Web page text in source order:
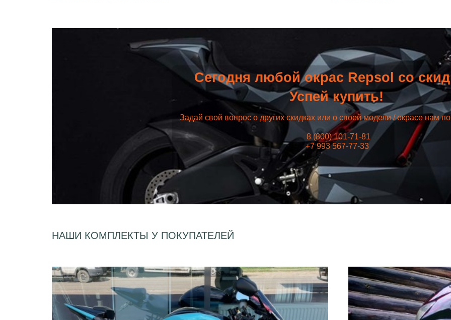
Сегодня любой окрас Repsol со
Успей купить!
Задай свой вопрос о других скидках или о своей модели / окрасе нам
8 (800) 101-71-81
+7 993 567-77-33
НАШИ КОМПЛЕКТЫ У ПОКУПАТЕЛЕЙ